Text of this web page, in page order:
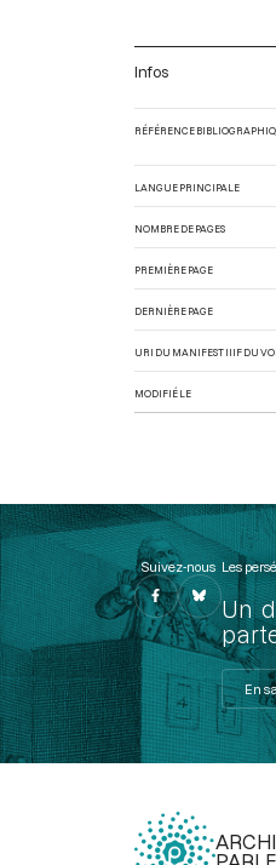
Infos
RÉFÉRENCE
LANGUE PRINCIPALE
NOMBRE DE PAGES
PREMIÈRE PAGE
DERNIÈRE PAGE
URI DU MANIFEST IIIF DU
MODIFIÉ LE
Suivez-nous Les
Un
En